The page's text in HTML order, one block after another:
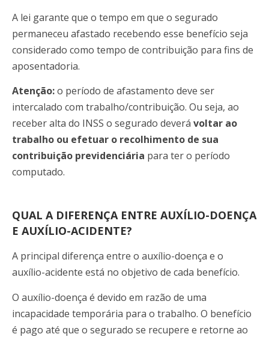
A lei garante que o tempo em que o segurado
permaneceu afastado recebendo esse benefício seja
considerado como tempo de contribuição para fins de
aposentadoria.
Atenção:o período de afastamento deve ser
intercalado com trabalho/contribuição. Ou seja, ao
receber alta do INSS o segurado deverá voltar ao
trabalho ou efetuar o recolhimento de sua
contribuição previdenciária para ter o período
computado.
QUAL A DIFERENÇA ENTRE AUXÍLIO-DOENÇA
E AUXÍLIO-ACIDENTE?
A principal diferença entre o auxílio-doença e o
auxílio-acidente está no objetivo de cada benefício.
O auxílio-doença é devido em razão de uma
incapacidade temporária para o trabalho. O benefício
é pago até que o segurado se recupere e retorne ao